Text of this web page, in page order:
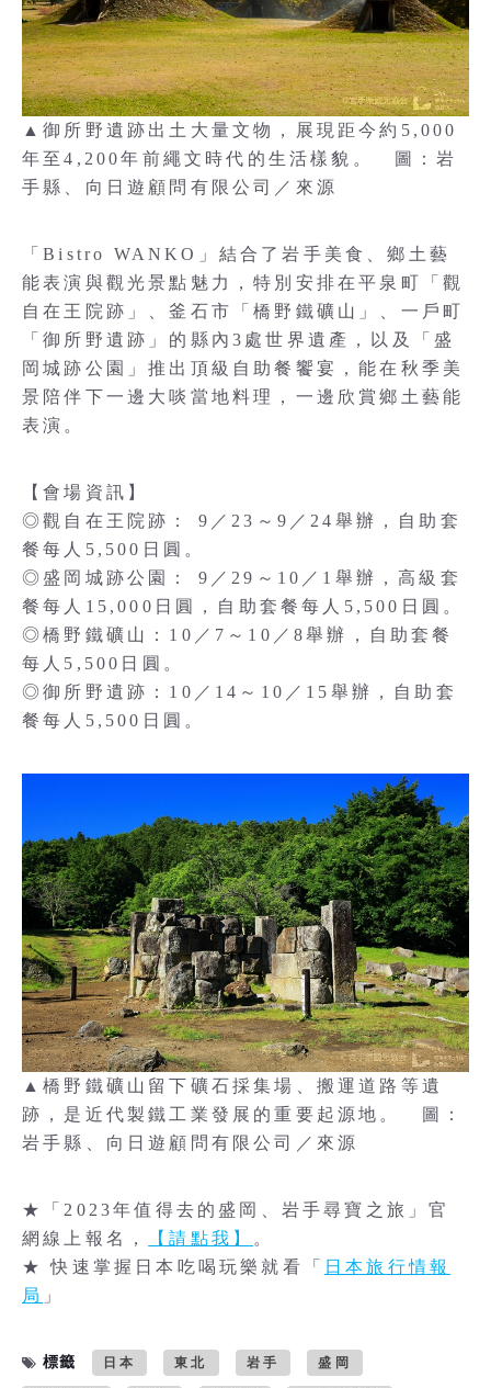
▲御所野遺跡出土大量文物，展現距今約5,000
年至4,200年前繩文時代的生活樣貌。 圖：岩
手縣、向日遊顧問有限公司／來源
「Bistro WANKO」結合了岩手美食、鄉土藝
能表演與觀光景點魅力，特別安排在平泉町「觀
自在王院跡」、釜石市「橋野鐵礦山」、一戶町
「御所野遺跡」的縣內3處世界遺產，以及「盛
岡城跡公園」推出頂級自助餐饗宴，能在秋季美
景陪伴下一邊大啖當地料理，一邊欣賞鄉土藝能
表演。
【會場資訊】
◎觀自在王院跡： 9／23～9／24舉辦，自助套
餐每人5,500日圓。
◎盛岡城跡公園： 9／29～10／1舉辦，高級套
餐每人15,000日圓，自助套餐每人5,500日圓。
◎橋野鐵礦山：10／7～10／8舉辦，自助套餐
每人5,500日圓。
◎御所野遺跡：10／14～10／15舉辦，自助套
餐每人5,500日圓。
▲橋野鐵礦山留下礦石採集場、搬運道路等遺
跡，是近代製鐵工業發展的重要起源地。 圖：
岩手縣、向日遊顧問有限公司／來源
★「2023年值得去的盛岡、岩手尋寶之旅」官
網線上報名，
【請點我】
。
★ 快速掌握日本吃喝玩樂就看「
日本旅行情報
局 」
標籤 日本 東北 岩手 盛岡